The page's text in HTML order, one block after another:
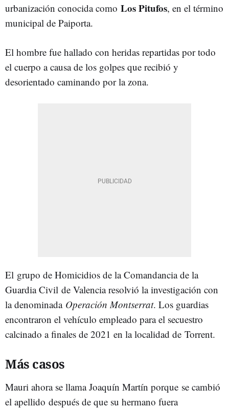
urbanización conocida como Los Pitufos, en el término
municipal de Paiporta.
El hombre fue hallado con heridas repartidas por todo
el cuerpo a causa de los golpes que recibió y
desorientado caminando por la zona.
El grupo de Homicidios de la Comandancia de la
Guardia Civil de Valencia resolvió la investigación con
la denominada Operación Montserrat. Los guardias
encontraron el vehículo empleado para el secuestro
calcinado a finales de 2021 en la localidad de Torrent.
Más casos
Mauri ahora se llama Joaquín Martín porque se cambió
el apellido después de que su hermano fuera